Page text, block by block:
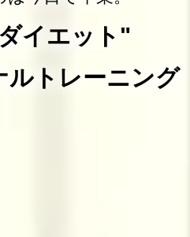
イエット"
ルトレーニング